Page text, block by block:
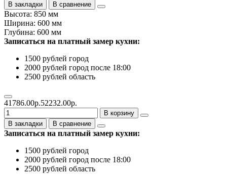
В закладки В сравнение
Высота: 850 мм
Ширина: 600 мм
Глубина: 600 мм
Записаться на платный замер кухни:
1500 рублей город
2000 рублей город после 18:00
2500 рублей область
41786.00р.52232.00р.
В корзину
В закладки
В сравнение
Записаться на платный замер кухни:
1500 рублей город
2000 рублей город после 18:00
2500 рублей область